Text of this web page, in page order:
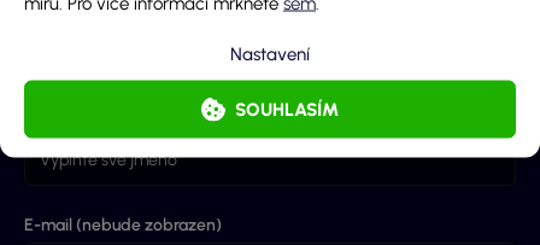
SOUHLASÍM
Nastavení
Přidej komentář
E-mail (nebude zobrazen)